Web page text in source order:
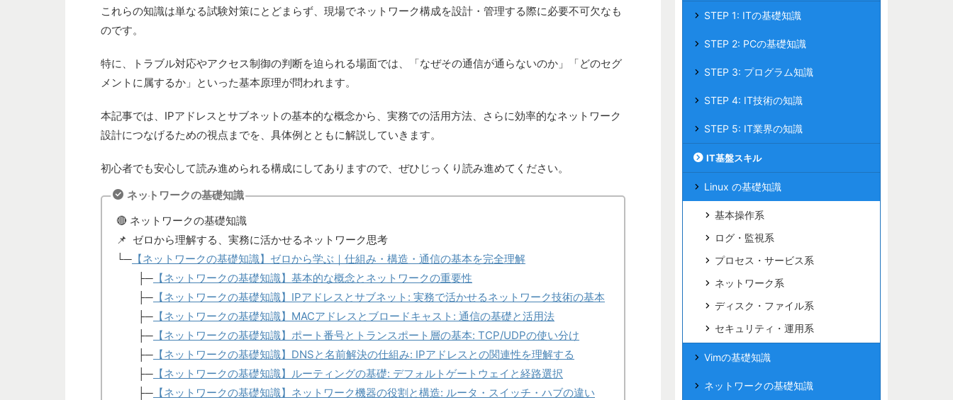
これらの知識は単なる試験対策にとどまらず、現場でネットワーク構成を設計・管理する際に必要不可欠なも
のです。
特に、トラブル対応やアクセス制御の判断を迫られる場面では、「なぜその通信が通らないのか」「どのセグ
メントに属するか」といった基本原理が問われます。
本記事では、IPアドレスとサブネットの基本的な概念から、実務での活用方法、さらに効率的なネットワーク
設計につなげるための視点までを、具体例とともに解説していきます。
初心者でも安心して読み進められる構成にしてありますので、ぜひじっくり読み進めてください。
ネットワークの基礎知識
🔴 ネットワークの基礎知識
📌 ゼロから理解する、実務に活かせるネットワーク思考
└─ 【ネットワークの基礎知識】ゼロから学ぶ｜仕組み・構造・通信の基本を完全理解
├─ 【ネットワークの基礎知識】基本的な概念とネットワークの重要性
├─ 【ネットワークの基礎知識】IPアドレスとサブネット: 実務で活かせるネットワーク技術の基本
├─ 【ネットワークの基礎知識】MACアドレスとブロードキャスト: 通信の基礎と活用法
├─ 【ネットワークの基礎知識】ポート番号とトランスポート層の基本: TCP/UDPの使い分け
├─ 【ネットワークの基礎知識】DNSと名前解決の仕組み: IPアドレスとの関連性を理解する
├─ 【ネットワークの基礎知識】ルーティングの基礎: デフォルトゲートウェイと経路選択
├─ 【ネットワークの基礎知識】ネットワーク機器の役割と構造: ルータ・スイッチ・ハブの違い
STEP 1: ITの基礎知識
STEP 2: PCの基礎知識
STEP 3: プログラム知識
STEP 4: IT技術の知識
STEP 5: IT業界の知識
IT基盤スキル
Linux の基礎知識
基本操作系
ログ・監視系
プロセス・サービス系
ネットワーク系
ディスク・ファイル系
セキュリティ・運用系
Vimの基礎知識
ネットワークの基礎知識